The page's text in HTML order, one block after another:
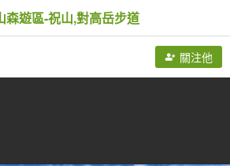
森遊區-祝山,對高岳步道
關注他